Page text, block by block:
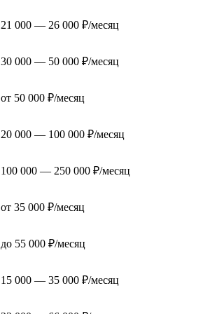
21 000 — 26 000 ₽/месяц
30 000 — 50 000 ₽/месяц
от 50 000 ₽/месяц
20 000 — 100 000 ₽/месяц
100 000 — 250 000 ₽/месяц
от 35 000 ₽/месяц
до 55 000 ₽/месяц
15 000 — 35 000 ₽/месяц